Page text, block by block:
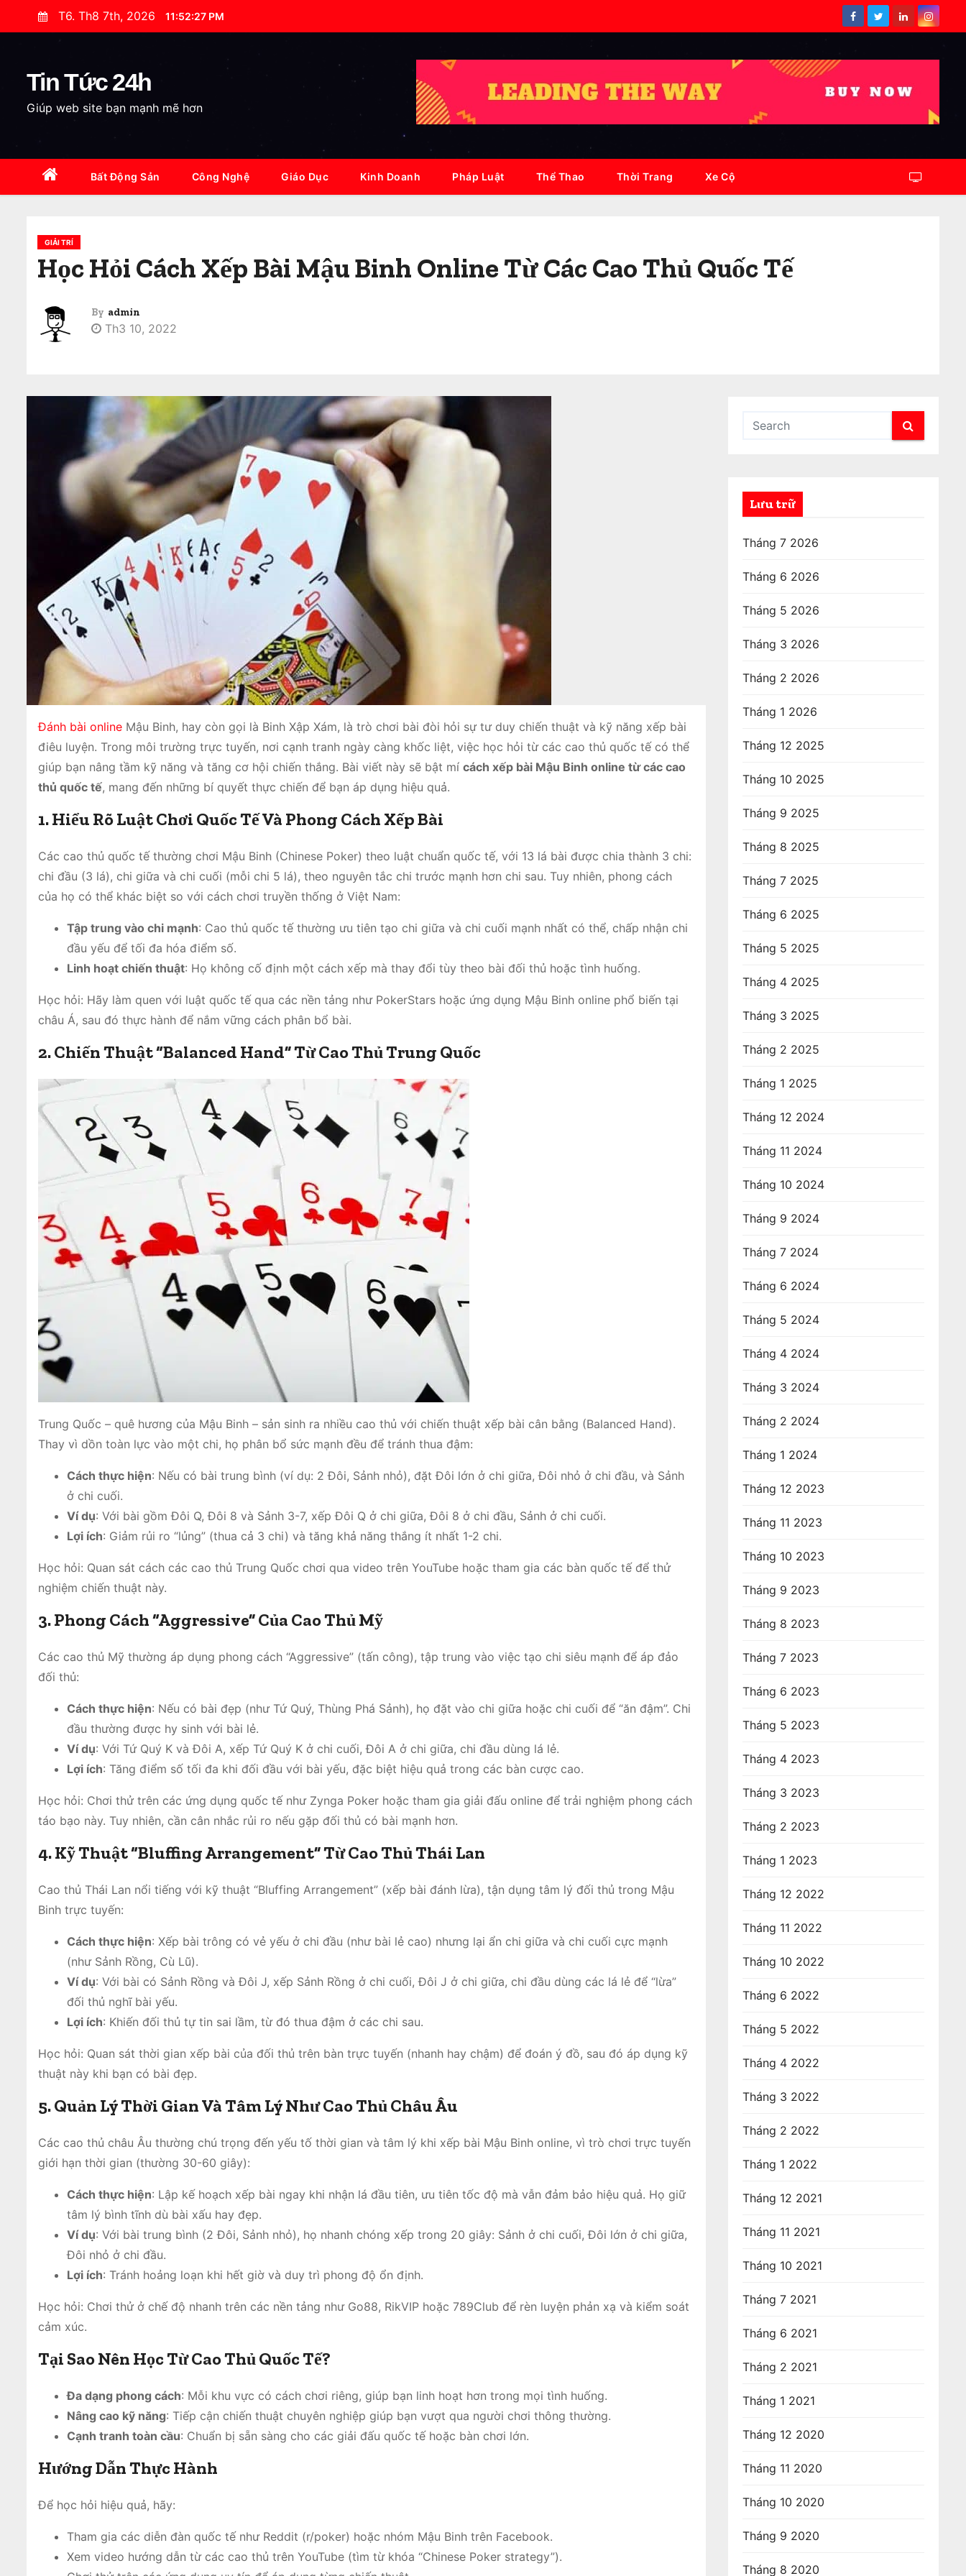
k
T6. Th8 7th, 2026 11:52:28 PM
Tin Tức 24h
Giúp web site bạn mạnh mẽ hơn
Bất Động Sản Công Nghệ Giáo Dục Kinh Doanh Pháp Luật Thể Thao Thời Trang Xe Cộ
GIẢI TRÍ
Học Hỏi Cách Xếp Bài Mậu Binh Online Từ Các Cao Thủ Quốc Tế
By admin
Th3 10, 2022
Đánh bài online Mậu Binh, hay còn gọi là Binh Xập Xám, là trò chơi bài đòi hỏi sự tư duy chiến thuật và kỹ năng xếp bài
điêu luyện. Trong môi trường trực tuyến, nơi cạnh tranh ngày càng khốc liệt, việc học hỏi từ các cao thủ quốc tế có thể
giúp bạn nâng tầm kỹ năng và tăng cơ hội chiến thắng. Bài viết này sẽ bật mí cách xếp bài Mậu Binh online từ các cao
thủ quốc tế, mang đến những bí quyết thực chiến để bạn áp dụng hiệu quả.
1. Hiểu Rõ Luật Chơi Quốc Tế Và Phong Cách Xếp Bài
Các cao thủ quốc tế thường chơi Mậu Binh (Chinese Poker) theo luật chuẩn quốc tế, với 13 lá bài được chia thành 3 chi:
chi đầu (3 lá), chi giữa và chi cuối (mỗi chi 5 lá), theo nguyên tắc chi trước mạnh hơn chi sau. Tuy nhiên, phong cách
của họ có thể khác biệt so với cách chơi truyền thống ở Việt Nam:
Tập trung vào chi mạnh: Cao thủ quốc tế thường ưu tiên tạo chi giữa và chi cuối mạnh nhất có thể, chấp nhận chi
đầu yếu để tối đa hóa điểm số.
Linh hoạt chiến thuật: Họ không cố định một cách xếp mà thay đổi tùy theo bài đối thủ hoặc tình huống.
Học hỏi: Hãy làm quen với luật quốc tế qua các nền tảng như PokerStars hoặc ứng dụng Mậu Binh online phổ biến tại
châu Á, sau đó thực hành để nắm vững cách phân bổ bài.
2. Chiến Thuật “Balanced Hand” Từ Cao Thủ Trung Quốc
Trung Quốc – quê hương của Mậu Binh – sản sinh ra nhiều cao thủ với chiến thuật xếp bài cân bằng (Balanced Hand).
Thay vì dồn toàn lực vào một chi, họ phân bổ sức mạnh đều để tránh thua đậm:
Cách thực hiện: Nếu có bài trung bình (ví dụ: 2 Đôi, Sảnh nhỏ), đặt Đôi lớn ở chi giữa, Đôi nhỏ ở chi đầu, và Sảnh
ở chi cuối.
Ví dụ: Với bài gồm Đôi Q, Đôi 8 và Sảnh 3-7, xếp Đôi Q ở chi giữa, Đôi 8 ở chi đầu, Sảnh ở chi cuối.
Lợi ích: Giảm rủi ro “lủng” (thua cả 3 chi) và tăng khả năng thắng ít nhất 1-2 chi.
Học hỏi: Quan sát cách các cao thủ Trung Quốc chơi qua video trên YouTube hoặc tham gia các bàn quốc tế để thử
nghiệm chiến thuật này.
3. Phong Cách “Aggressive” Của Cao Thủ Mỹ
Các cao thủ Mỹ thường áp dụng phong cách “Aggressive” (tấn công), tập trung vào việc tạo chi siêu mạnh để áp đảo
đối thủ:
Cách thực hiện: Nếu có bài đẹp (như Tứ Quý, Thùng Phá Sảnh), họ đặt vào chi giữa hoặc chi cuối để “ăn đậm”. Chi
đầu thường được hy sinh với bài lẻ.
Ví dụ: Với Tứ Quý K và Đôi A, xếp Tứ Quý K ở chi cuối, Đôi A ở chi giữa, chi đầu dùng lá lẻ.
Lợi ích: Tăng điểm số tối đa khi đối đầu với bài yếu, đặc biệt hiệu quả trong các bàn cược cao.
Học hỏi: Chơi thử trên các ứng dụng quốc tế như Zynga Poker hoặc tham gia giải đấu online để trải nghiệm phong cách
táo bạo này. Tuy nhiên, cần cân nhắc rủi ro nếu gặp đối thủ có bài mạnh hơn.
4. Kỹ Thuật “Bluffing Arrangement” Từ Cao Thủ Thái Lan
Cao thủ Thái Lan nổi tiếng với kỹ thuật “Bluffing Arrangement” (xếp bài đánh lừa), tận dụng tâm lý đối thủ trong Mậu
Binh trực tuyến:
Cách thực hiện: Xếp bài trông có vẻ yếu ở chi đầu (như bài lẻ cao) nhưng lại ẩn chi giữa và chi cuối cực mạnh
(như Sảnh Rồng, Cù Lũ).
Ví dụ: Với bài có Sảnh Rồng và Đôi J, xếp Sảnh Rồng ở chi cuối, Đôi J ở chi giữa, chi đầu dùng các lá lẻ để “lừa”
đối thủ nghĩ bài yếu.
Lợi ích: Khiến đối thủ tự tin sai lầm, từ đó thua đậm ở các chi sau.
Học hỏi: Quan sát thời gian xếp bài của đối thủ trên bàn trực tuyến (nhanh hay chậm) để đoán ý đồ, sau đó áp dụng kỹ
thuật này khi bạn có bài đẹp.
5. Quản Lý Thời Gian Và Tâm Lý Như Cao Thủ Châu Âu
Các cao thủ châu Âu thường chú trọng đến yếu tố thời gian và tâm lý khi xếp bài Mậu Binh online, vì trò chơi trực tuyến
giới hạn thời gian (thường 30-60 giây):
Cách thực hiện: Lập kế hoạch xếp bài ngay khi nhận lá đầu tiên, ưu tiên tốc độ mà vẫn đảm bảo hiệu quả. Họ giữ
tâm lý bình tĩnh dù bài xấu hay đẹp.
Ví dụ: Với bài trung bình (2 Đôi, Sảnh nhỏ), họ nhanh chóng xếp trong 20 giây: Sảnh ở chi cuối, Đôi lớn ở chi giữa,
Đôi nhỏ ở chi đầu.
Lợi ích: Tránh hoảng loạn khi hết giờ và duy trì phong độ ổn định.
Học hỏi: Chơi thử ở chế độ nhanh trên các nền tảng như Go88, RikVIP hoặc 789Club để rèn luyện phản xạ và kiểm soát
cảm xúc.
Tại Sao Nên Học Từ Cao Thủ Quốc Tế?
Đa dạng phong cách: Mỗi khu vực có cách chơi riêng, giúp bạn linh hoạt hơn trong mọi tình huống.
Nâng cao kỹ năng: Tiếp cận chiến thuật chuyên nghiệp giúp bạn vượt qua người chơi thông thường.
Cạnh tranh toàn cầu: Chuẩn bị sẵn sàng cho các giải đấu quốc tế hoặc bàn chơi lớn.
Hướng Dẫn Thực Hành
Để học hỏi hiệu quả, hãy:
Tham gia các diễn đàn quốc tế như Reddit (r/poker) hoặc nhóm Mậu Binh trên Facebook.
Xem video hướng dẫn từ các cao thủ trên YouTube (tìm từ khóa “Chinese Poker strategy”).
Lưu trữ
Tháng 7 2026
Tháng 6 2026
Tháng 5 2026
Tháng 3 2026
Tháng 2 2026
Tháng 1 2026
Tháng 12 2025
Tháng 10 2025
Tháng 9 2025
Tháng 8 2025
Tháng 7 2025
Tháng 6 2025
Tháng 5 2025
Tháng 4 2025
Tháng 3 2025
Tháng 2 2025
Tháng 1 2025
Tháng 12 2024
Tháng 11 2024
Tháng 10 2024
Tháng 9 2024
Tháng 7 2024
Tháng 6 2024
Tháng 5 2024
Tháng 4 2024
Tháng 3 2024
Tháng 2 2024
Tháng 1 2024
Tháng 12 2023
Tháng 11 2023
Tháng 10 2023
Tháng 9 2023
Tháng 8 2023
Tháng 7 2023
Tháng 6 2023
Tháng 5 2023
Tháng 4 2023
Tháng 3 2023
Tháng 2 2023
Tháng 1 2023
Tháng 12 2022
Tháng 11 2022
Tháng 10 2022
Tháng 6 2022
Tháng 5 2022
Tháng 4 2022
Tháng 3 2022
Tháng 2 2022
Tháng 1 2022
Tháng 12 2021
Tháng 11 2021
Tháng 10 2021
Tháng 7 2021
Tháng 6 2021
Tháng 2 2021
Tháng 1 2021
Tháng 12 2020
Tháng 11 2020
Tháng 10 2020
Tháng 9 2020
Tháng 8 2020